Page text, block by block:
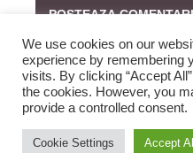
2019 Zopi.ro -Blog de Veselie! All rights
We use cookies on our
experience by remembering
visits. By clicking “Accept
the cookies. However, you
provide a controlled consent.
Cookie Settings Accept All